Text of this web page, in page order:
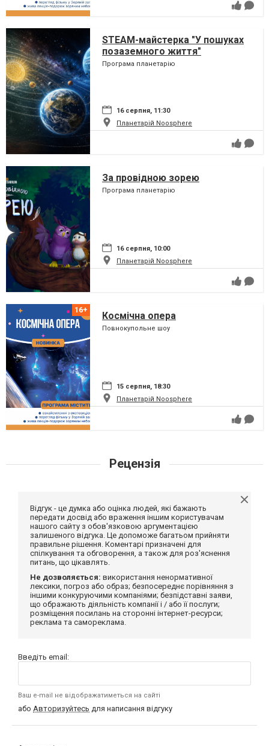
STEAM-майстерка "У пошуках
позаземного життя"
Програма планетарію
16 серпня, 11:30
Планетарій Noosphere
За провідною зорею
Програма планетарію
16 серпня, 10:00
Планетарій Noosphere
Космічна опера
Повнокупольне шоу
15 серпня, 18:30
Планетарій Noosphere
Рецензія
Відгук - це думка або оцінка людей, які бажають
передати досвід або враження іншим користувачам
нашого сайту з обов'язковою аргументацією
залишеного відгука. Це допоможе багатьом прийняти
правильне рішення. Коментарі призначені для
спілкування та обговорення, а також для роз'яснення
питань, що цікавлять.
Не дозволяється: використання ненормативної
лексики, погроз або образ; безпосереднє порівняння з
іншими конкуруючими компаніями; безпідставні заяви,
що ображають діяльність компанії і / або її послуги;
розміщення посилань на сторонні інтернет-ресурси;
реклама та самореклама.
Введіть email:
Ваш e-mail не відображатиметься на сайті
або Авторизуйтесь для написання відгуку